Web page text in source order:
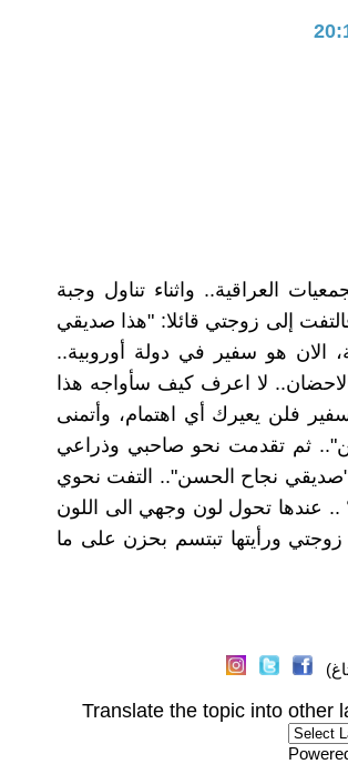
العراقية.. واثناء تناول وجبة
إلى زوجتي قائلا: "هذا صديقي
هو سفير في دولة أوروبية..
لا اعرف كيف سأواجه هذا
فلن يعيرك أي اهتمام، وأتمنى
ثم تقدمت نحو صاحبي وذراعي
"صديقي نجاح الحسن".. التفت نحوي
عندها تحول لون وجهي الى اللون
ورأيتها تبتسم بحزن على ما
Translate the topic into other